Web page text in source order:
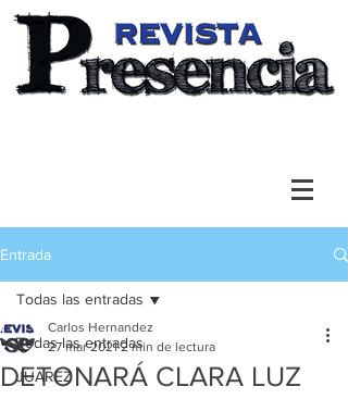
Entrada
Todas las entradas
JUAREZ
Todas las entradas
DETONARÁ CLARA LUZ
Carlos Hernandez
27 mar 2021 2 min de lectura